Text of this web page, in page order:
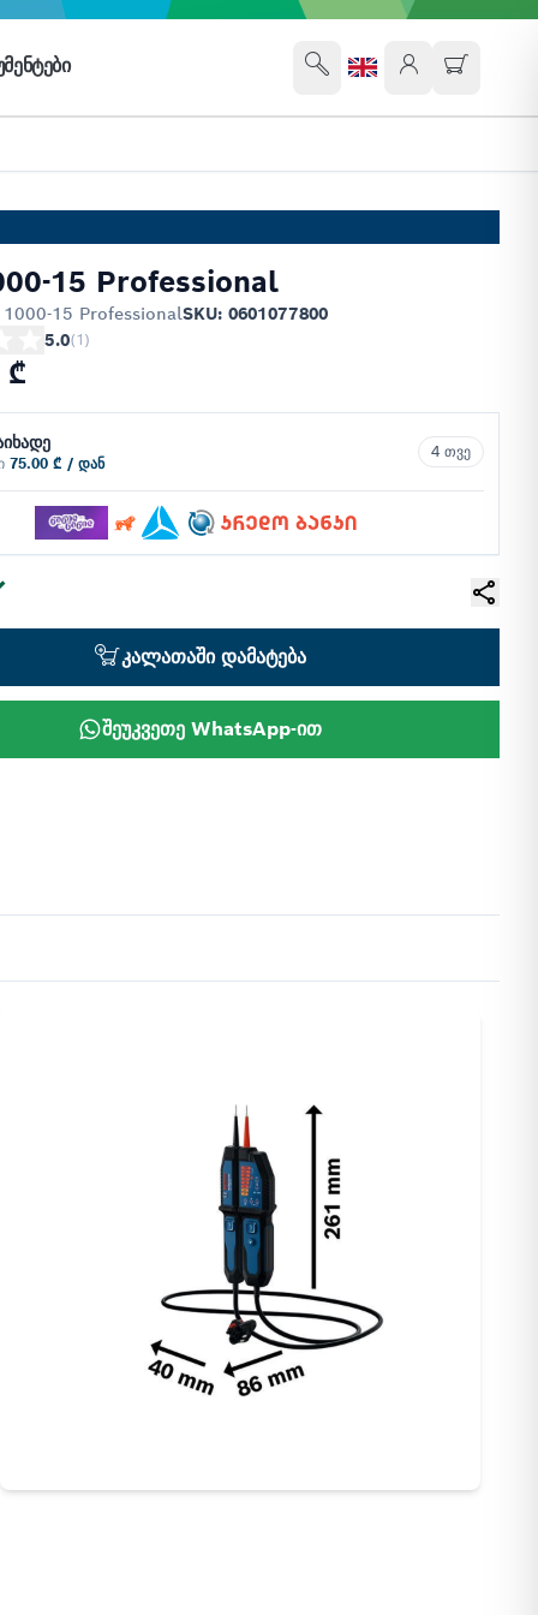
15 Professional
1000-15 ProfessionalSKU: 0601077800
5.0(1 )
₾
75.00 ₾ / დან
4 თვე
კალათაში დამატება
შეუკვეთე WhatsApp-ით